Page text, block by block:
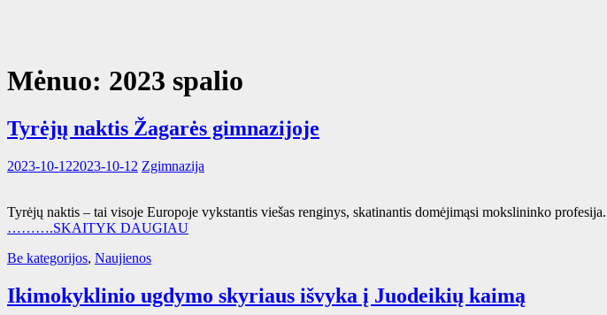
Mėnuo: 2023 spalio
Tyrėjų naktis Žagarės gimnazijoje
2023-10-122023-10-12 Zgimnazija
Tyrėjų naktis – tai visoje Europoje vykstantis viešas renginys, skatinantis domėjimąsi mokslininko
……….SKAITYK DAUGIAU
Be kategorijos, Naujienos
Ikimokyklinio ugdymo skyriaus išvyka į Juodeikių kaimą